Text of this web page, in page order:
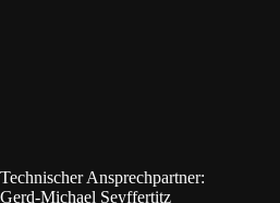
Technischer Ansprechpartner:
Gerd-Michael Seyffertitz